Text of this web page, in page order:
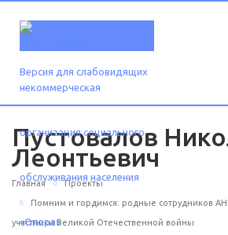
Версия для слабовидящих
Пустовалов
Леонтьевич
Главная Проекты
Помним и гордимся: родные сотрудников
участники Великой Отечественной войны